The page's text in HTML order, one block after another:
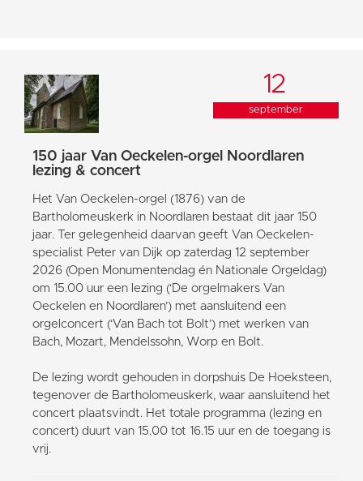
12
september
150 jaar Van Oeckelen-orgel Noordlaren
lezing & concert
Het Van Oeckelen-orgel (1876) van de
Bartholomeuskerk in Noordlaren bestaat dit jaar 150
jaar. Ter gelegenheid daarvan geeft Van Oeckelen-
specialist Peter van Dijk op zaterdag 12 september
2026 (Open Monumentendag én Nationale Orgeldag)
om 15.00 uur een lezing (‘De orgelmakers Van
Oeckelen en Noordlaren’) met aansluitend een
orgelconcert (‘Van Bach tot Bolt’) met werken van
Bach, Mozart, Mendelssohn, Worp en Bolt.
De lezing wordt gehouden in dorpshuis De Hoeksteen,
tegenover de Bartholomeuskerk, waar aansluitend het
concert plaatsvindt. Het totale programma (lezing en
concert) duurt van 15.00 tot 16.15 uur en de toegang is
vrij.